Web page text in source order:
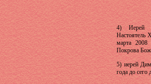
4) Иерей
Настоятель
марта 2008
Покрова
5) иерей
года до сего